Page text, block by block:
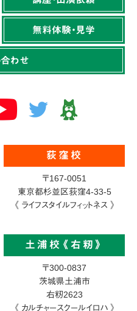
無料体験・見学
わせ
荻窪校
〒167-0051
東京都杉並区荻窪4-33-5
《 ライフスタイルフィットネス 》
土浦校《右籾》
〒300-0837
茨城県土浦市
右籾2623
《 カルチャースクールイロハ 》